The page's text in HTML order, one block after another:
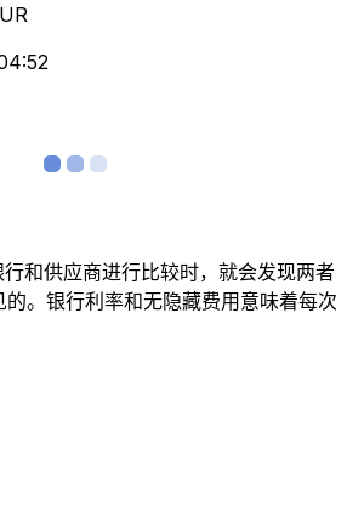
和供应商进行比较时，就会发现两者
。银行利率和无隐藏费用意味着每次